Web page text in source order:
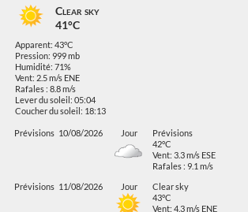
Clear sky
41°C
Apparent: 43°C
Pression: 999 mb
Humidité: 71%
Vent: 2.5 m/s ENE
Rafales : 8.8 m/s
Lever du soleil: 05:04
Coucher du soleil: 18:13
Prévisions 10/08/2026 Jour
Prévisions
42°C
Vent: 3.3 m/s ESE
Rafales : 9.1 m/s
Prévisions 11/08/2026 Jour
Clear sky
43°C
Vent: 4.3 m/s ENE